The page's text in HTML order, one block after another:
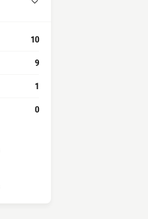
10
9
1
0